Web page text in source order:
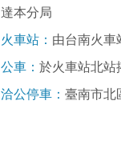
達本分局
火車站： 由台南火車
公車： 於火車站北站
洽公停車： 臺南市北